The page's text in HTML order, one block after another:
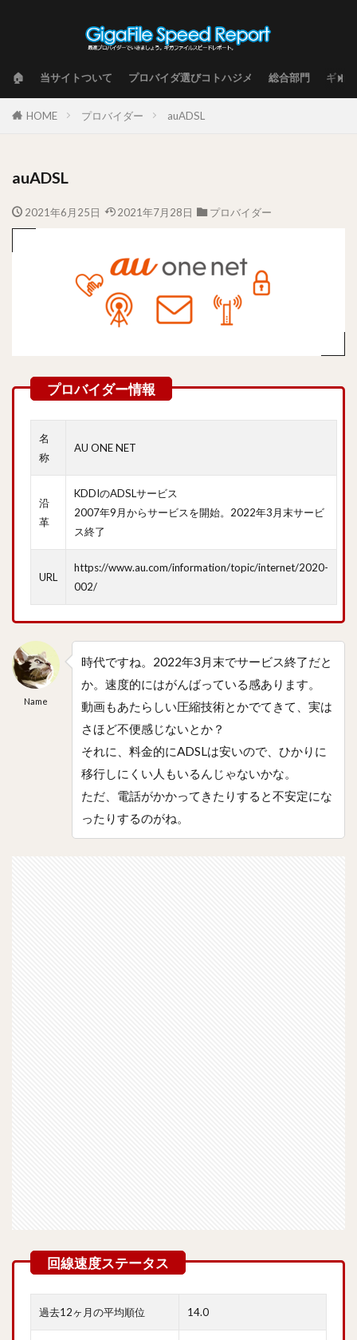
🏠 当サイトついて プロバイダ選びコトハジメ 総合部門 ギガ
HOME プロバイダー auADSL
auADSL
2021年6月25日 2021年7月28日 プロバイダー
名
称
AU ONE NET
沿
革
KDDIのADSLサービス
2007年9月からサービスを開始。2022年3月末サービ
ス終了
URL
https://www.au.com/information/topic/internet/2020-
002/
Name
時代ですね。2022年3月末でサービス終了だと
か。速度的にはがんばっている感あります。
動画もあたらしい圧縮技術とかでてきて、実は
さほど不便感じないとか？
それに、料金的にADSLは安いので、ひかりに
移行しにくい人もいるんじゃないかな。
ただ、電話がかかってきたりすると不安定にな
ったりするのがね。
過去12ヶ月の平均順位 14.0